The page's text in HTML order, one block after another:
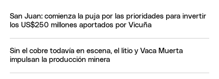
San Juan: comienza la puja por las prioridades para invertir
los US$250 millones aportados por Vicuña
Sin el cobre todavía en escena, el litio y Vaca Muerta
impulsan la producción minera